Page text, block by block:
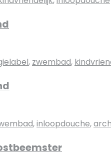
, zwembad,
,inloopdouche,